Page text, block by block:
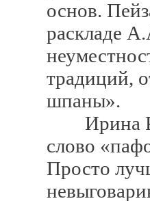
основ.
раскладе
традиций,
шпаны».
Ирина
слово
Просто